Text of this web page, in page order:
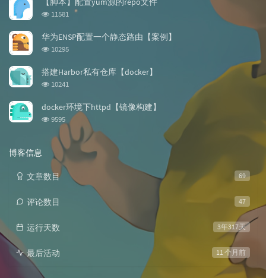
数:
浏
次
数:
11581
华为ENSP配置一个静态路由【案例】
浏
次
数:
10295
搭建Harbor私有仓库【docker】
浏
次
10241
docker环境下httpd【镜像构建】
浏
次
数:
9595
博客信息
69
文章数目
47
评论数目
3年317天
运行天数
11 个月前
最后活动